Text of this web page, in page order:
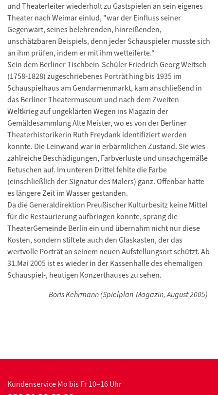
und Theaterleiter wiederholt zu Gastspielen an sein eigenes
Theater nach Weimar einlud, "war der Einfluss seiner
Gegenwart, seines belehrenden, hinreißenden,
unschätzbaren Beispiels, denn jeder Schauspieler musste sich
an ihm prüfen, indem er mit ihm wetteiferte.“
Sein dem Berliner Tischbein-Schüler Friedrich Georg Weitsch
(1758-1828) zugeschriebenes Porträt hing bis 1935 im
Schauspielhaus am Gendarmenmarkt, kam anschließend in
das Berliner Theatermuseum und nach dem Zweiten
Weltkrieg auf ungeklärten Wegen ins Magazin der
Gemäldesammlung Alte Meister, wo es von der Berliner
Theaterhistorikerin Ruth Freydank identifiziert werden
konnte. Die Leinwand war in erbärmlichen Zustand. Sie wies
zahlreiche Beschädigungen, Farbverluste und unsachgemäße
Retuschen auf. Im unteren Drittel fehlte die Farbe
(einschließlich der Signatur des Malers) ganz. Offenbar hatte
es längere Zeit im Wasser gestanden.
Da die Generaldirektion Preußischer Kulturbesitz keine Mittel
für die Restaurierung aufbringen konnte, sprang die
TheaterGemeinde Berlin ein und übernahm nicht nur diese
Kosten, sondern stiftete auch den Glaskasten, der das
wertvolle Porträt an seinem neuen Aufstellungsort schützt. Ab
31.Mai 2005 ist es wieder in der Kassenhalle des ehemaligen
Schauspiel-, heutigen Konzerthauses zu sehen.
Boris Kehrmann (Spielplan-Magazin, August 2005)
KundenserviceMo bis Fr 10–16 Uhr